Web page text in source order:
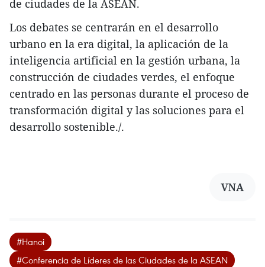
de ciudades de la ASEAN.
​Los debates se centrarán en el desarrollo
urbano en la era digital, la aplicación de la
inteligencia artificial en la gestión urbana, la
construcción de ciudades verdes, el enfoque
centrado en las personas durante el proceso de
transformación digital y las soluciones para el
desarrollo sostenible./.
VNA
#Hanoi
#Conferencia de Líderes de las Ciudades de la ASEAN